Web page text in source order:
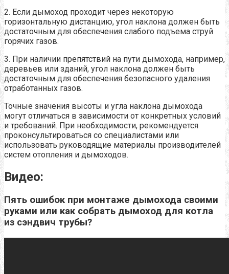
2. Если дымоход проходит через некоторую
горизонтальную дистанцию, угол наклона должен быть
достаточным для обеспечения слабого подъема струй
горячих газов.
3. При наличии препятствий на пути дымохода, например,
деревьев или зданий, угол наклона должен быть
достаточным для обеспечения безопасного удаления
отработанных газов.
Точные значения высоты и угла наклона дымохода
могут отличаться в зависимости от конкретных условий
и требований. При необходимости, рекомендуется
проконсультироваться со специалистами или
использовать руководящие материалы производителей
систем отопления и дымоходов.
Видео:
Пять ошибок при монтаже дымохода своими
руками или как собрать дымоход для котла
из сэндвич трубы?